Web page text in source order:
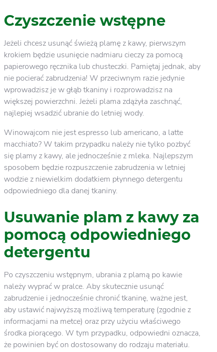
Czyszczenie wstępne
Jeżeli chcesz usunąć świeżą plamę z kawy, pierwszym
krokiem będzie usunięcie nadmiaru cieczy za pomocą
papierowego ręcznika lub chusteczki. Pamiętaj jednak, aby
nie pocierać zabrudzenia! W przeciwnym razie jedynie
wprowadzisz je w głąb tkaniny i rozprowadzisz na
większej powierzchni. Jeżeli plama zdążyła zaschnąć,
najlepiej wsadzić ubranie do letniej wody.
Winowajcom nie jest espresso lub americano, a latte
macchiato? W takim przypadku należy nie tylko pozbyć
się plamy z kawy, ale jednocześnie z mleka. Najlepszym
sposobem będzie rozpuszczenie zabrudzenia w letniej
wodzie z niewielkim dodatkiem płynnego detergentu
odpowiedniego dla danej tkaniny.
Usuwanie plam z kawy za
pomocą odpowiedniego
detergentu
Po czyszczeniu wstępnym, ubrania z plamą po kawie
należy wyprać w pralce. Aby skutecznie usunąć
zabrudzenie i jednocześnie chronić tkaninę, ważne jest,
aby ustawić najwyższą możliwą temperaturę (zgodnie z
informacjami na metce) oraz przy użyciu właściwego
środka piorącego. W tym przypadku, odpowiedni oznacza,
że powinien być on dostosowany do rodzaju materiału.